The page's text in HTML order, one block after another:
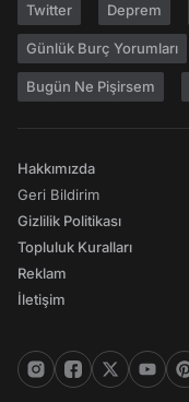
Twitter Deprem
Günlük Burç Yorumları
Bugün Ne Pişirsem
Hakkımızda
Geri Bildirim
Gizlilik Politikası
Topluluk Kuralları
Reklam
İletişim